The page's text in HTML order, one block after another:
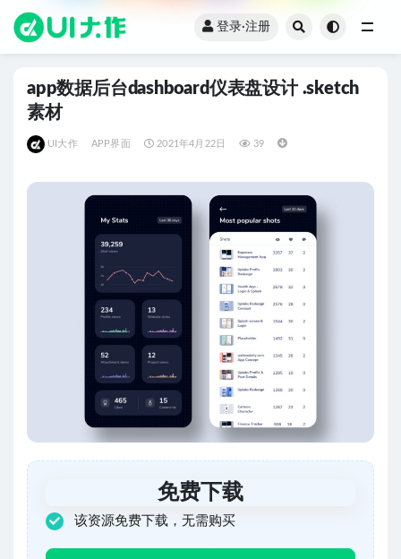
登录·注册
app数据后台dashboard仪表盘设计 .sketch
素材
UI大作 APP界面 2021年4月22日 39
免费下载
该资源免费下载，无需购买